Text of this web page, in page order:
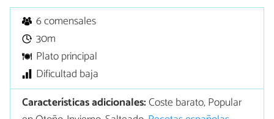
6 comensales
30m
Plato principal
Dificultad baja
Características adicionales:Coste barato, Popular